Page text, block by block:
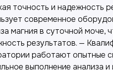
точность и надежность
современное
магния в суточной моче,
результатов. —
работают опытные
выполнение анализа